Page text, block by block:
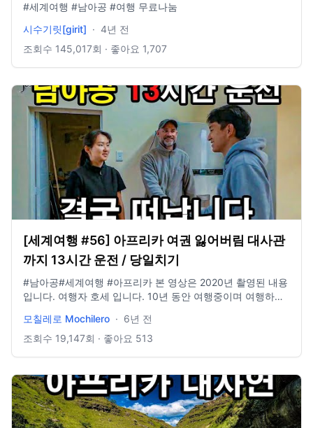
해서 궁금하시다면 구독하여 주세요.
#세계여행 #남아공 #여행 무료나눔
시수기릿[girit] · 4년 전
조회수 145,017회 · 좋아요 1,707
[세계여행 #56] 아프리카 여권 잃어버림 대사관
까지 13시간 운전 / 당일치기
#남아공​​#세계여행​​ #아프리카 본 영상은 2020년 촬영된 내용
입니다. 여행자 호세 입니다. 10년 동안 여행중이며 여행하는
인어, 영어, 중국어로 컨텐츠를 만듭니다. 여행 중 편집이 어려
워, 지난 영상을 편집해서 올리는 경우가 많으니 양해 부탁드
https://yologotrip.com/​​ instagram paramemoria facebook
paramemoria blog https://blog.naver.com/yologotrip​​ ...
email yologotrip@gmail.com
모칠레로 Mochilero · 6년 전
조회수 19,147회 · 좋아요 513